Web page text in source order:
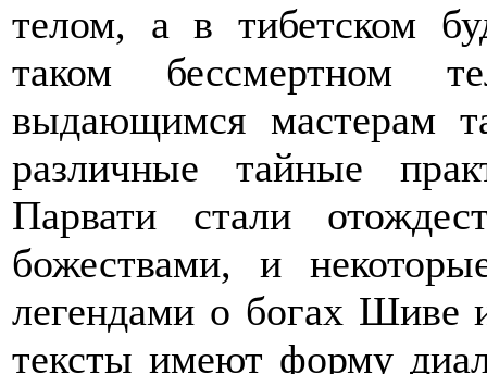
телом, а в тибетском
таком бессмертном
выдающимся мастерам
различные тайные
Парвати стали
божествами, и
легендами о богах Шиве
тексты имеют форму